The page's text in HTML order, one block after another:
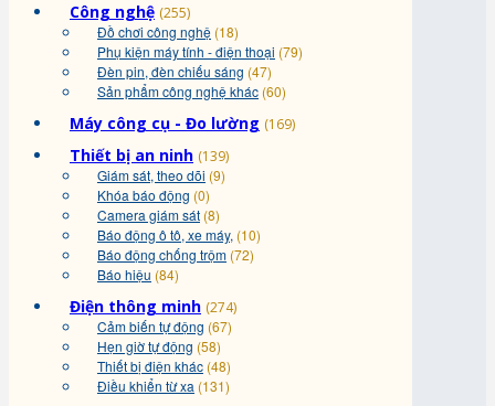
Công nghệ (255)
Đồ chơi công nghệ (18)
Phụ kiện máy tính - điện thoại (79)
Đèn pin, đèn chiếu sáng (47)
Sản phẩm công nghệ khác (60)
Máy công cụ - Đo lường (169)
Thiết bị an ninh (139)
Giám sát, theo dõi (9)
Khóa báo động (0)
Camera giám sát (8)
Báo động ô tô, xe máy, (10)
Báo động chống trộm (72)
Báo hiệu (84)
Điện thông minh (274)
Cảm biến tự động (67)
Hẹn giờ tự động (58)
Thiết bị điện khác (48)
Điều khiển từ xa (131)